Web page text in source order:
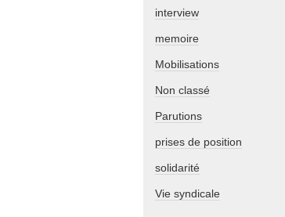
interview
memoire
Mobilisations
Non classé
Parutions
prises de position
solidarité
Vie syndicale